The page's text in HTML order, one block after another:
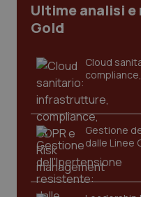
Ultime analisi e
Gold
Cloud
Gestione
dalle Linee
I cookie necessari
sito web abilitandone
correttamente senza
Nome